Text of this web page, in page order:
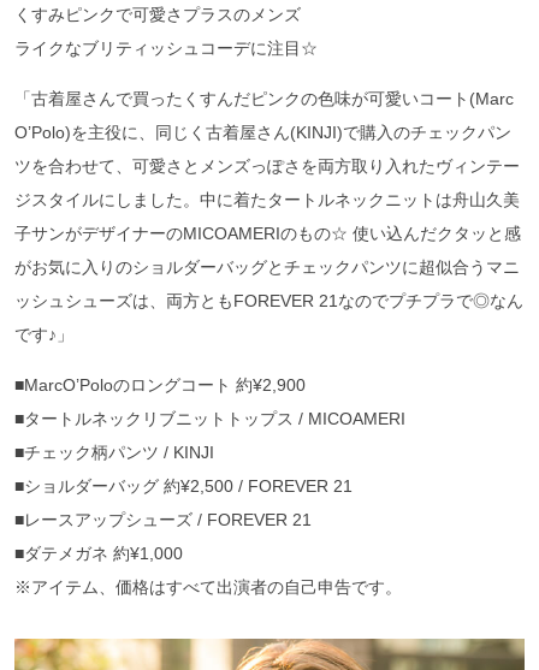
くすみピンクで可愛さプラスのメンズ
ライクなブリティッシュコーデに注目☆
「古着屋さんで買ったくすんだピンクの色味が可愛いコート(Marc
O’Polo)を主役に、同じく古着屋さん(KINJI)で購入のチェックパン
ツを合わせて、可愛さとメンズっぽさを両方取り入れたヴィンテー
ジスタイルにしました。中に着たタートルネックニットは舟山久美
子サンがデザイナーのMICOAMERIのもの☆ 使い込んだクタッと感
がお気に入りのショルダーバッグとチェックパンツに超似合うマニ
ッシュシューズは、両方ともFOREVER 21なのでプチプラで◎なん
です♪」
■MarcO’Poloのロングコート 約¥2,900
■タートルネックリブニットトップス / MICOAMERI
■チェック柄パンツ / KINJI
■ショルダーバッグ 約¥2,500 / FOREVER 21
■レースアップシューズ / FOREVER 21
■ダテメガネ 約¥1,000
※アイテム、価格はすべて出演者の自己申告です。